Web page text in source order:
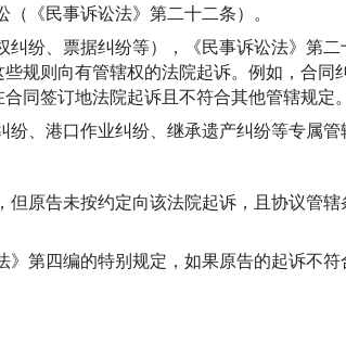
《民事诉讼法》第二十二条）。
纠纷、票据纠纷等），《民事诉讼法》第二
规则向有管辖权的法院起诉。例如，合同
同签订地法院起诉且不符合其他管辖规定
、港口作业纠纷、继承遗产纠纷等专属管
原告未按约定向该法院起诉，且协议管辖
》第四编的特别规定，如果原告的起诉不符